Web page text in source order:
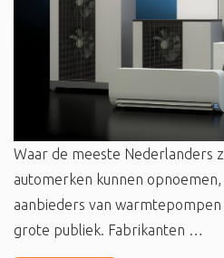
Waar de meeste Nederlanders
automerken kunnen
aanbieders van
grote publiek. Fabrikanten …